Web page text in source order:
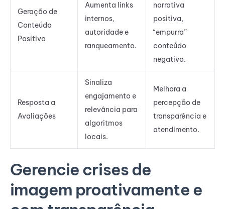
Geração de
Conteúdo
Positivo
Aumenta links
internos,
autoridade e
ranqueamento.
narrativa
positiva,
“empurra”
conteúdo
negativo.
Resposta a
Avaliações
Sinaliza
engajamento e
relevância para
algoritmos
locais.
Melhora a
percepção de
transparência e
atendimento.
Gerencie crises de
imagem proativamente e